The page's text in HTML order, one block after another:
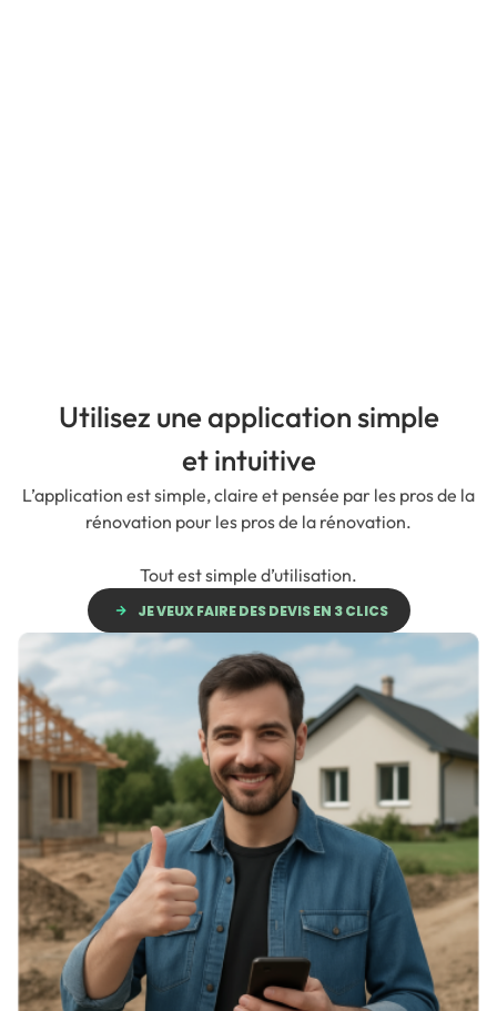
Utilisez une application simple
et intuitive
L’application est simple, claire et pensée par les pros de la
rénovation pour les prosde la rénovation.
Tout est simple d’utilisation.
JE VEUX FAIRE DES DEVIS EN 3 CLICS